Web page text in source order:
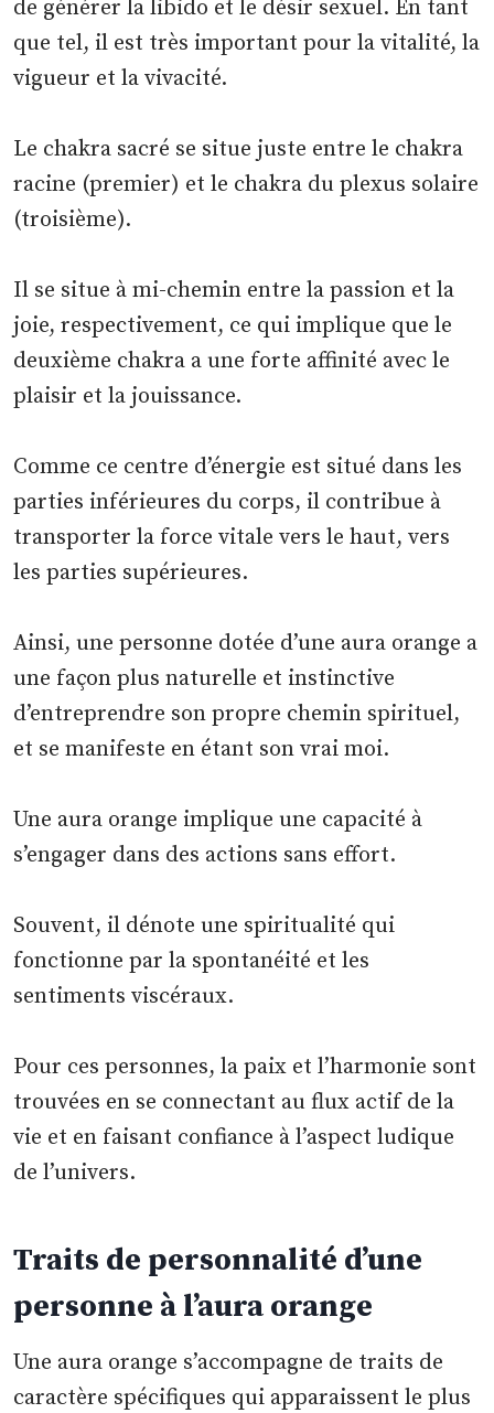
de générer la libido et le désir sexuel. En tant
que tel, il est très important pour la vitalité, la
vigueur et la vivacité.
Le chakra sacré se situe juste entre le chakra
racine (premier) et le chakra du plexus solaire
(troisième).
Il se situe à mi-chemin entre la passion et la
joie, respectivement, ce qui implique que le
deuxième chakra a une forte affinité avec le
plaisir et la jouissance.
Comme ce centre d’énergie est situé dans les
parties inférieures du corps, il contribue à
transporter la force vitale vers le haut, vers
les parties supérieures.
Ainsi, une personne dotée d’une aura orange a
une façon plus naturelle et instinctive
d’entreprendre son propre chemin spirituel,
et se manifeste en étant son vrai moi.
Une aura orange implique une capacité à
s’engager dans des actions sans effort.
Souvent, il dénote une spiritualité qui
fonctionne par la spontanéité et les
sentiments viscéraux.
Pour ces personnes, la paix et l’harmonie sont
trouvées en se connectant au flux actif de la
vie et en faisant confiance à l’aspect ludique
de l’univers.
Traits de personnalité d’une
personne à l’aura orange
Une aura orange s’accompagne de traits de
caractère spécifiques qui apparaissent le plus